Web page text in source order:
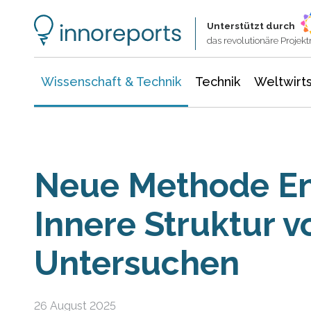
Unterstützt durch
das revolutionäre
Wissenschaft & Technik Technik
Neue Methode
Innere Struktur
Untersuchen
26 August 2025